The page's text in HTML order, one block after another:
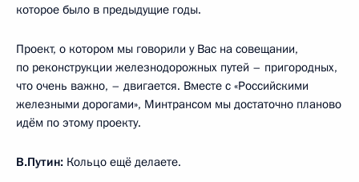
которое было в предыдущие годы.
Проект, о котором мы говорили у Вас на совещании,
по реконструкции железнодорожных путей – пригородных,
что очень важно, – двигается. Вместе с «Российскими
железными дорогами», Минтрансом мы достаточно планово
идём по этому проекту.
В.Путин: Кольцо ещё делаете.